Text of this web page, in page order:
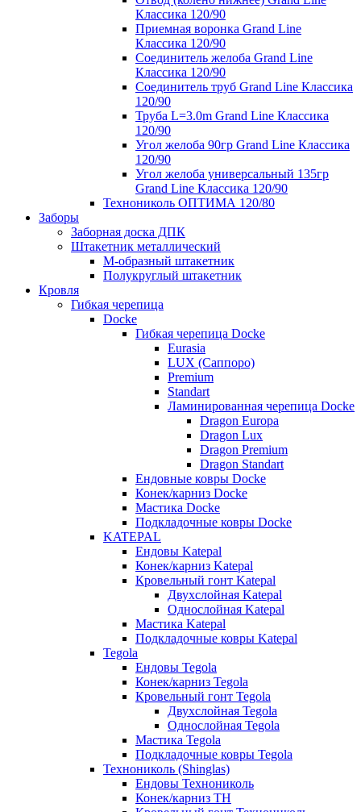
Классика 120/90
Приемная воронка Grand Line
Классика 120/90
Соединитель желоба Grand Line
Классика 120/90
Соединитель труб Grand Line Классика
120/90
Труба L=3.0m Grand Line Классика
120/90
Угол желоба 90гр Grand Line Классика
120/90
Угол желоба универсальный 135гр
Grand Line Классика 120/90
Технониколь ОПТИМА 120/80
Заборы
Заборная доска ДПК
Штакетник металлический
М-образный штакетник
Полукруглый штакетник
Кровля
Гибкая черепица
Docke
Гибкая черепица Docke
Eurasia
LUX (Саппоро)
Premium
Standart
Ламинированная черепица Docke
Dragon Europa
Dragon Lux
Dragon Premium
Dragon Standart
Ендовные ковры Docke
Конек/карниз Docke
Мастика Docke
Подкладочные ковры Docke
KATEPAL
Ендовы Katepal
Конек/карниз Katepal
Кровельный гонт Katepal
Двухслойная Katepal
Однослойная Katepal
Мастика Katepal
Подкладочные ковры Katepal
Tegola
Ендовы Tegola
Конек/карниз Tegola
Кровельный гонт Tegola
Двухслойная Tegola
Однослойная Tegola
Мастика Tegola
Подкладочные ковры Tegola
Технониколь (Shinglas)
Ендовы Технониколь
Конек/карниз ТН